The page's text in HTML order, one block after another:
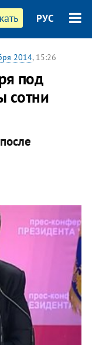
РУС
2014, 15:26
под
сотни